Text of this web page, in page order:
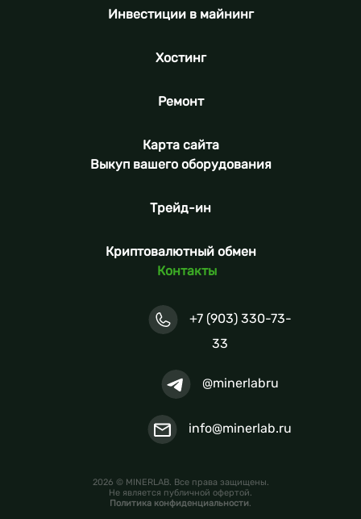
Инвестиции в майнинг
Хостинг
Ремонт
Карта сайта
Выкуп вашего оборудования
Трейд-ин
Криптовалютный обмен
Контакты
+7 (903) 330-73-
33
@minerlabru
info@minerlab.ru
2026 © MINERLAB. Все права защищены.
Не является публичной офертой.
Политика конфиденциальности.